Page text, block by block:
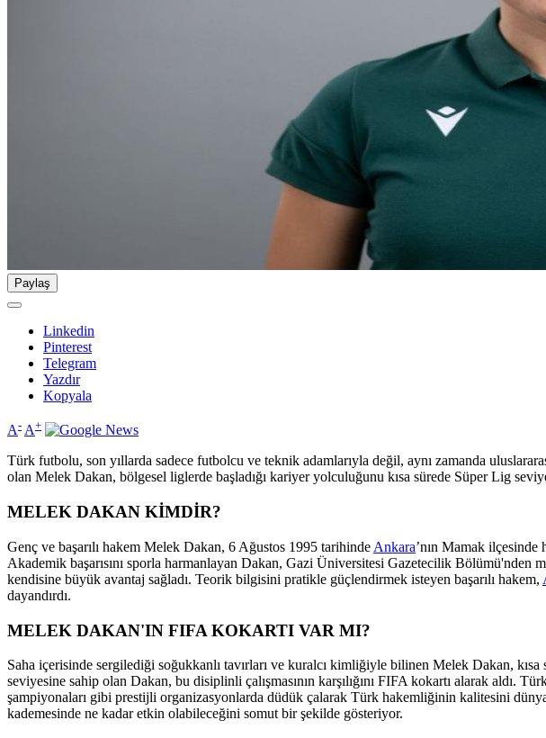
Paylaş
Linkedin
Pinterest
Telegram
Yazdır
Kopyala
A- A+
Türk futbolu, son yıllarda sadece futbolcu ve teknik adamlarıyla değil, aynı zamanda
olan Melek Dakan, bölgesel liglerde başladığı kariyer yolculuğunu kısa sürede Süper Lig
MELEK DAKAN KİMDİR?
Genç ve başarılı hakem Melek Dakan, 6 Ağustos 1995 tarihinde Ankara’nın Mamak
Akademik başarısını sporla harmanlayan Dakan, Gazi Üniversitesi Gazetecilik
kendisine büyük avantaj sağladı. Teorik bilgisini pratikle güçlendirmek isteyen başarılı hakem,
dayandırdı.
MELEK DAKAN'IN FIFA KOKARTI VAR MI?
Saha içerisinde sergilediği soğukkanlı tavırları ve kuralcı kimliğiyle bilinen Melek Dakan,
seviyesine sahip olan Dakan, bu disiplinli çalışmasının karşılığını FIFA kokartı alarak
şampiyonaları gibi prestijli organizasyonlarda düdük çalarak Türk hakemliğinin kalitesini
kademesinde ne kadar etkin olabileceğini somut bir şekilde gösteriyor.